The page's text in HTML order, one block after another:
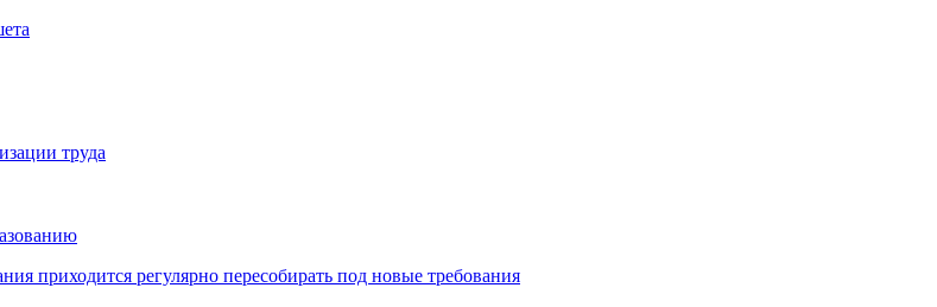
труда
приходится регулярно пересобирать под новые требования